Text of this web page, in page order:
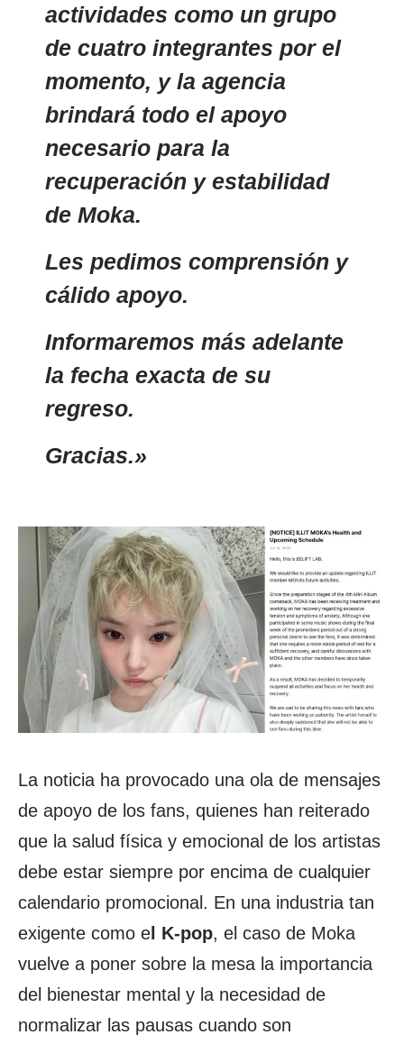
actividades como un grupo
de cuatro integrantes por el
momento, y la agencia
brindará todo el apoyo
necesario para la
recuperación y estabilidad
de Moka.
Les pedimos comprensión y
cálido apoyo.
Informaremos más adelante
la fecha exacta de su
regreso.
Gracias.»
La noticia ha provocado una ola de mensajes
de apoyo de los fans, quienes han reiterado
que la salud física y emocional de los artistas
debe estar siempre por encima de cualquier
calendario promocional. En una industria tan
exigente como e l K-pop, el caso de Moka
vuelve a poner sobre la mesa la importancia
del bienestar mental y la necesidad de
normalizar las pausas cuando son